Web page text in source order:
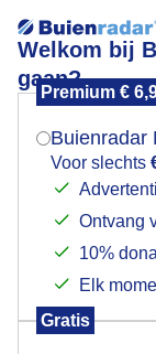
Welkom bij
gaan?
Premium €
Buienradar
Voor slechts
Ontvang
10%
Elk
Gratis
wolkenpartijen
Mogen
Indien je hier
verschijnt er